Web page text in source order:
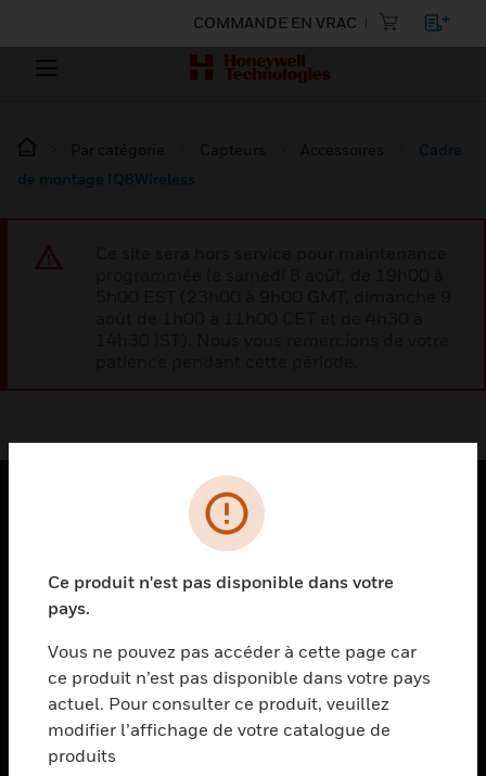
COMMANDE EN VRAC
Cadre
de montage IQ8Wireless
toggle view
SOLUTIONS
SECTEURS
toggle view
ASSISTANCE
toggle view
EMPLOIS
Ce produit n'est pas disponible dans votre
pays.
Vous ne pouvez pas accéder à cette page car
ce produit n’est pas disponible dans votre pays
actuel. Pour consulter ce produit, veuillez
modifier l’affichage de votre catalogue de
produits